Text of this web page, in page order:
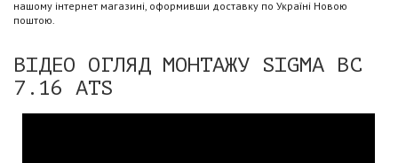
нашому інтернет магазині, оформивши доставку по Україні Новою
поштою.
ВІДЕО ОГЛЯД МОНТАЖУ SIGMA BC
7.16 ATS